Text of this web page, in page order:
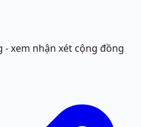
- xem nhận xét cộng đồng